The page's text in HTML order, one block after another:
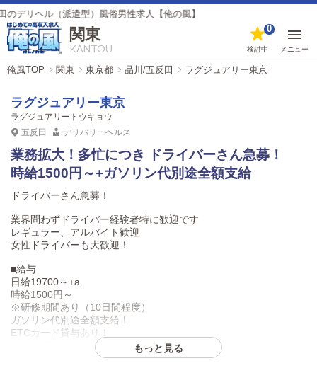
（派遣型）風俗男性求人【俺の風】
関東
KANTOU 検討中
0
メニュー
俺風TOP 関東 東京都 品川/五反田 ラグジュアリー東京
ラグジュアリー東京
ラグジュアリートウキョウ
五反田
デリバリーヘルス
業務拡大！多忙につき ドライバーさん急募！
時給1500円～+ガソリン代別途全額支給
ドライバーさん急募！
業界問わずドライバー経験者特に歓迎です
レギュラー、アルバイト歓迎
女性ドライバーも大歓迎！
■給与
日給19700～+a
時給1500円～
※研修期間あり（10日間程度）
ガソリン代別途全額支給！
ETCカード貸与あり！
随時の昇給査定あり
もっと見る